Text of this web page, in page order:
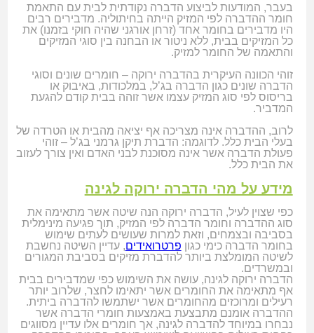
בעבר, המודעות לביצוע הדברה נקודתית לבית עם התאמת
חומר ההדברה לפי המזיק הייתה בחיתוליה. מדבירים רבים
היו מדבירים בחומר אחד (זרחן אורגני שהיה חוקי בזמנו) את
כל המזיקים בבית, ללא ניטור או הבחנה בין סוגי המזיקים
והתאמה של החומר למזיק.
זוהי הכוונה העיקרית בהדברה ירוקה – חומרים שונים וסוגי
הדברה שונים כגון הדברה בג’ל, במלכודות, באיבוק או
בריסוס לפי סוג המזיק עצמו אשר זוהה בבית קודם להגעת
המדביר.
לרוב, ההדברה אינה מצריכה אף יציאה מהבית או הטרדה של
בעלי הבית כלל. לדוגמה: הדברת תיקן גרמני בג’ל – זוהי
פעולת הדברה אשר אינה מסוכנת לבני האדם ואין צורך לעזוב
את הבית כלל.
מידע על מהי הדברה ירוקה לגינה
כפי שצוין לעיל, הדברה ירוקה הנה שיטה אשר מתאימה את
סוג ההדברה וחומר הדברה לפי המזיק, תוך פגיעה מינימלית
בסביבה ובצמחים, וזאת למרות שעושים לעתים שימוש
בחומר הדברה כימי כגון פרטרואידים, עדיין השיטה נחשבת
לשיטה המומלצת ביותר להדברת מזיקים בסביבת המגורים
ובמשרדים.
הדברה ירוקה לגינה, עושה את השימוש כפי שמדבירים בבית
אף מתאימה את החומרים אשר יתאימו לחצר, שלרוב יותר
רעילים ומרוכזים מהחומרים אשר ישתמשו להדברה ביתית.
ההדברה אומנם מתבצעת באמצעות חומרי הדברה אשר
נבחרו במיוחד להדברה לגינה, אך חומרים אלו עדיין מסווגים